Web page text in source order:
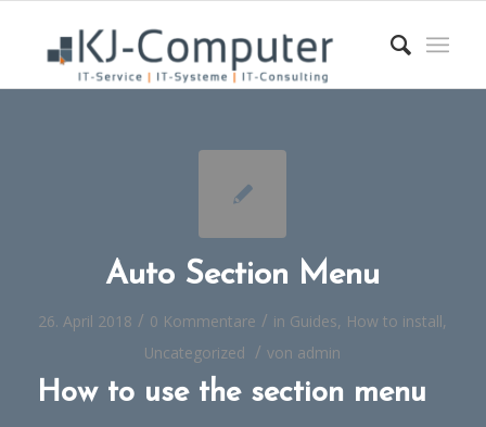
Auto Section Menu
26. April 2018 / 0 Kommentare / in Guides, How to install,
Uncategorized / von admin
How to use the section menu